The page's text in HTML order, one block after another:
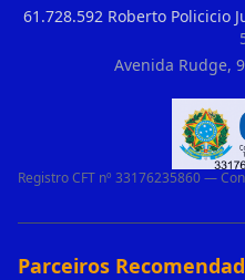
61.728.592 Roberto Policicio
Avenida Rudge,
Registro CFT nº 33176235860 —
Parceiros